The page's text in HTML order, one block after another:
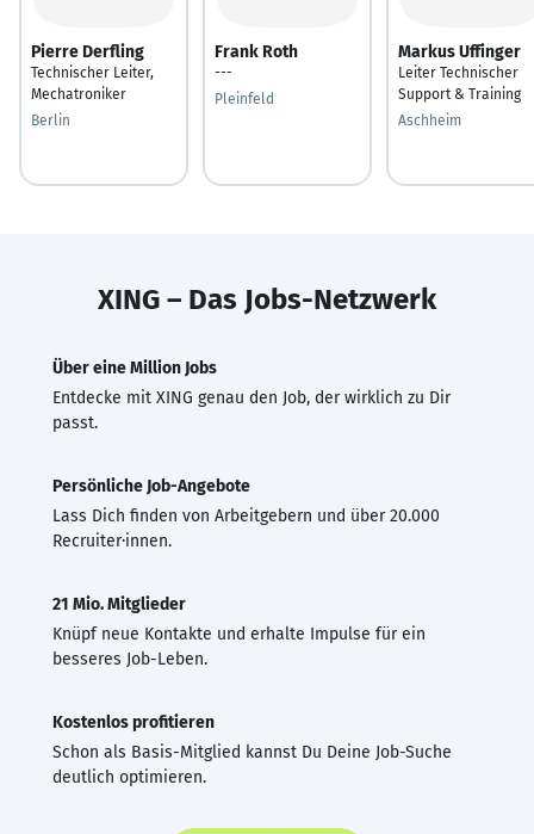
Pierre Derfling
Technischer Leiter,
Mechatroniker
Berlin
Frank Roth
---
Pleinfeld
Markus Uffinger
Leiter Technischer
Support & Training
Aschheim
XING – Das Jobs-Netzwerk
Über eine Million Jobs
Entdecke mit XING genau den Job, der wirklich zu Dir
passt.
Persönliche Job-Angebote
Lass Dich finden von Arbeitgebern und über 20.000
Recruiter·innen.
21 Mio. Mitglieder
Knüpf neue Kontakte und erhalte Impulse für ein
besseres Job-Leben.
Kostenlos profitieren
Schon als Basis-Mitglied kannst Du Deine Job-Suche
deutlich optimieren.